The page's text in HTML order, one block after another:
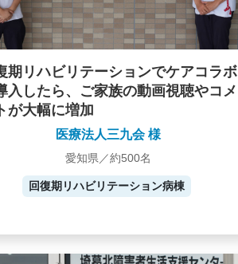
期リハビリテーションでケアコラボ
入したら、ご家族の動画視聴やコメ
が大幅に増加
医療法人三九会 様
愛知県／約500名
回復期リハビリテーション病棟